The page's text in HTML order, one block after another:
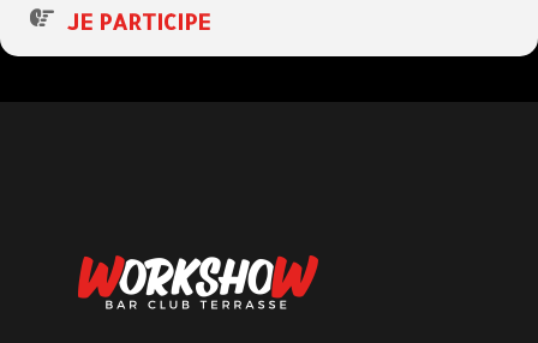
JE PARTICIPE